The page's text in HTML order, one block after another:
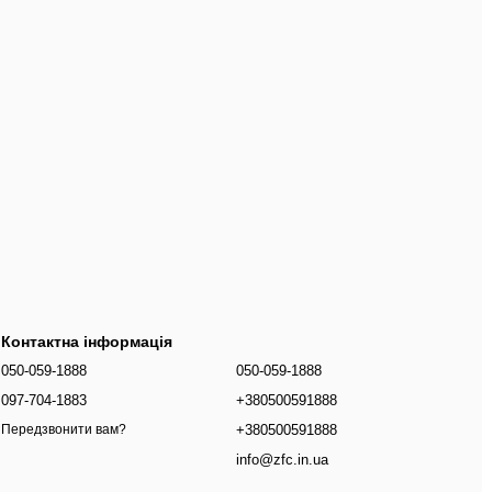
Контактна інформація
050-059-1888
097-704-1883
Передзвонити вам?
050-059-1888
+380500591888
+380500591888
info@zfc.in.ua